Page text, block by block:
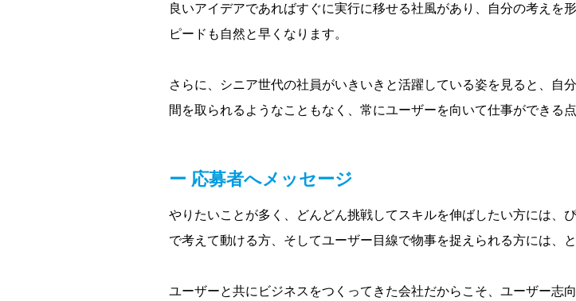
良いアイデアであればすぐに実行に移せる社風があり、自分の考えを
ピードも自然と早くなります。
さらに、シニア世代の社員がいきいきと活躍している姿を見ると、自
間を取られるようなこともなく、常にユーザーを向いて仕事ができる
応募者へメッセージ
やりたいことが多く、どんどん挑戦してスキルを伸ばしたい方には、
で考えて動ける方、そしてユーザー目線で物事を捉えられる方には、
ユーザーと共にビジネスをつくってきた会社だからこそ、ユーザー志